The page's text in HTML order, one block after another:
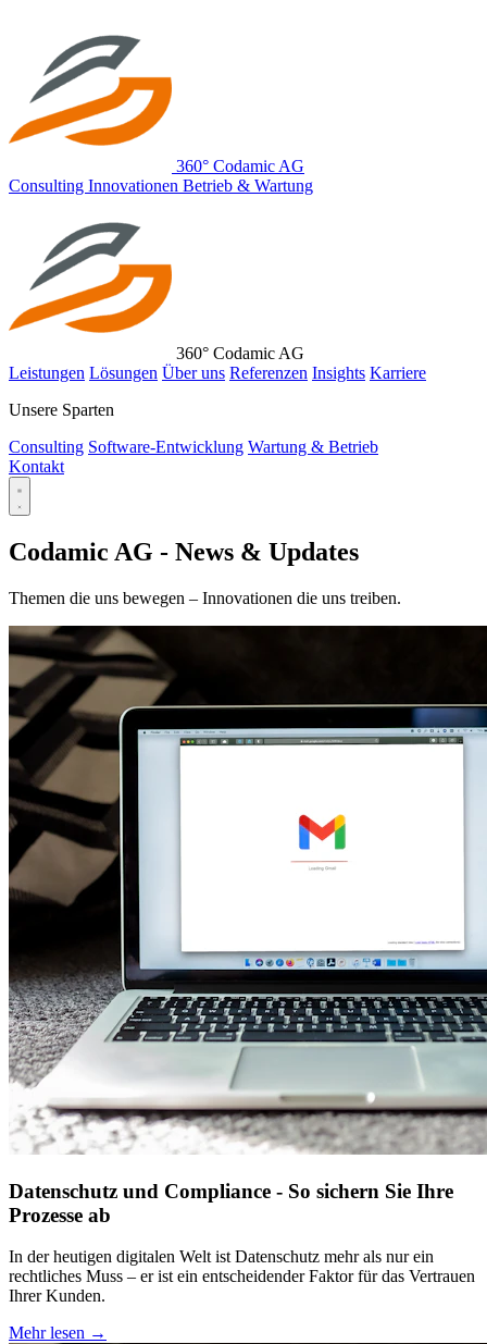
360° Codamic AG
Consulting Innovationen Betrieb & Wartung
360° Codamic AG
Leistungen Lösungen Über uns Referenzen Insights Karriere
Unsere Sparten
Consulting Software-Entwicklung Wartung & Betrieb
Kontakt
Codamic AG - News & Updates
Themen die uns bewegen – Innovationen die uns treiben.
Datenschutz und Compliance - So sichern Sie Ihre
Prozesse ab
In der heutigen digitalen Welt ist Datenschutz mehr als nur ein
rechtliches Muss – er ist ein entscheidender Faktor für das Vertrauen
Ihrer Kunden.
Mehr lesen →